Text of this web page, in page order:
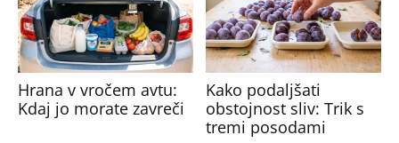
Hrana v vročem avtu:
Kdaj jo morate zavreči
Kako podaljšati
obstojnost sliv: Trik s
tremi posodami